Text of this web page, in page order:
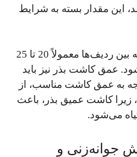
این مقدار بسته به شرایط
در روش کاشت ردیفی، فاصله بین ردیف‌ها معمولاً 20 تا 25
عمق کاشت بذر نیز باید
توجه به عمق کاشت مناسب، از
زیرا کاشت عمیق بذر، باعث
می‌شود.
جوانه‌زنی و